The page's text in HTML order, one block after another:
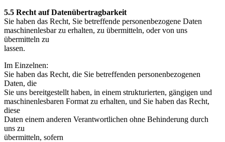
5.5 Recht auf Datenübertragbarkeit
Sie haben das Recht, Sie betreffende personenbezogene Daten
maschinenlesbar zu erhalten, zu übermitteln, oder von uns
übermitteln zu
lassen.
Im Einzelnen:
Sie haben das Recht, die Sie betreffenden personenbezogenen
Daten, die
Sie uns bereitgestellt haben, in einem strukturierten, gängigen und
maschinenlesbaren Format zu erhalten, und Sie haben das Recht,
diese
Daten einem anderen Verantwortlichen ohne Behinderung durch
uns zu
übermitteln, sofern